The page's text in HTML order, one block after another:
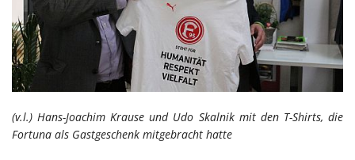
(v.l.) Hans-Joachim Krause und Udo Skalnik mit den T-Shirts, die
Fortuna als Gastgeschenk mitgebracht hatte